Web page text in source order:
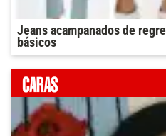
Jeans acampanados de
básicos